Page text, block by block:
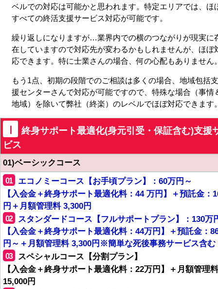
ベルでの対応は可能かと思われます。特定エリアでは、ほ
すべての終活支援サービス対応が可能です。
繰り返しになりますが…業界内での横のつながりが現実に
在していますので対応先が変わるかもしれませんが、ほぼ
応できます。特に士業さんの場合、何の心配もありません
もう1点、初期の段階でのご相談は多くの場合、地域包括支
援センターさんで対応が可能ですので、特殊な場合（事情
地域）を除いて弊社（終楽）のレベルでほぼ対応できます
Ⅰ
終身サポート最適化(身元引受・保証含む)支援
ビス
01)ベーシックコース
01
エコノミーコース【お手頃プラン】：60万円～
【入会金＋終身サポート最適化料：44 万円】＋預託金：
円＋月額管理料 3,300円
02
スタンダードコース【フルサポートプラン】：130万
【入会金＋終身サポート最適化料：44万円】＋預託金：
円～＋月額管理料 3,300円※簡単な死後事務サービス含む
03
スペシャルコース【分割プラン】
【入会金＋終身サポート最適化料：22万円】＋月額管理料
15,000円